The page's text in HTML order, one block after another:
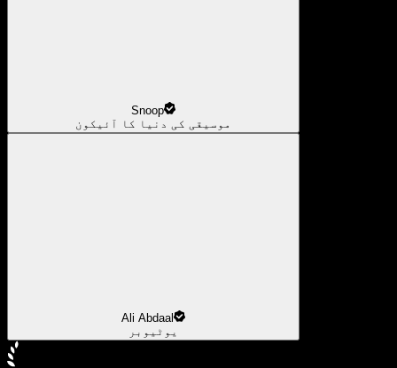
Snoop
موسیقی کی دنیا کا آئیکون
Ali Abdaal
یوٹیوبر